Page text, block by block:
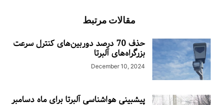
مقالات مرتبط
حذف 70 درصد دوربین‌های کنترل سرعت
بزرگراه‌های آلبرتا
December 10, 2024
پیشبینی هواشناسی آلبرتا برای ماه دسامبر